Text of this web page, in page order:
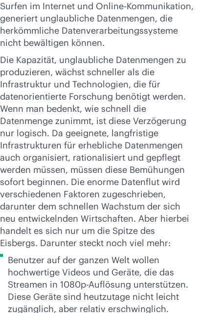
Surfen im Internet und Online-Kommunikation,
generiert unglaubliche Datenmengen, die
herkömmliche Datenverarbeitungssysteme
nicht bewältigen können.
Die Kapazität, unglaubliche Datenmengen zu
produzieren, wächst schneller als die
Infrastruktur und Technologien, die für
datenorientierte Forschung benötigt werden.
Wenn man bedenkt, wie schnell die
Datenmenge zunimmt, ist diese Verzögerung
nur logisch. Da geeignete, langfristige
Infrastrukturen für erhebliche Datenmengen
auch organisiert, rationalisiert und gepflegt
werden müssen, müssen diese Bemühungen
sofort beginnen. Die enorme Datenflut wird
verschiedenen Faktoren zugeschrieben,
darunter dem schnellen Wachstum der sich
neu entwickelnden Wirtschaften. Aber hierbei
handelt es sich nur um die Spitze des
Eisbergs. Darunter steckt noch viel mehr:
Benutzer auf der ganzen Welt wollen
hochwertige Videos und Geräte, die das
Streamen in 1080p-Auflösung unterstützen.
Diese Geräte sind heutzutage nicht leicht
zugänglich, aber relativ erschwinglich.